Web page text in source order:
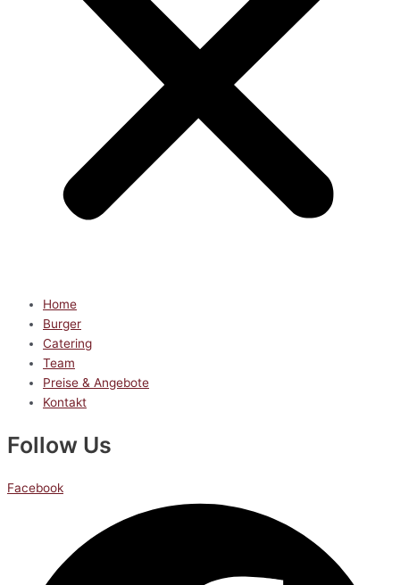
Home
Burger
Catering
Team
Preise & Angebote
Kontakt
Follow Us
Facebook